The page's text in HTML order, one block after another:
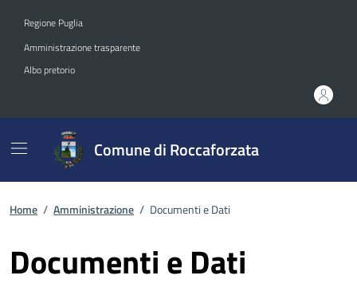
Regione Puglia
Amministrazione trasparente
Albo pretorio
Comune di Roccaforzata
Home / Amministrazione / Documenti e Dati
Documenti e Dati